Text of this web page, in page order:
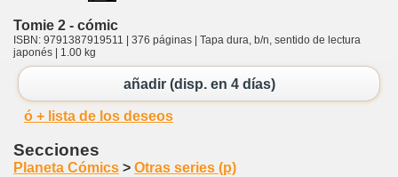
Tomie 2 - cómic
ISBN: 9791387919511 | 376 páginas | Tapa dura, b/n, sentido de lectura
japonés | 1.00 kg
añadir (disp. en 4 días)
ó + lista de los deseos
Secciones
Planeta Cómics > Otras series (p)